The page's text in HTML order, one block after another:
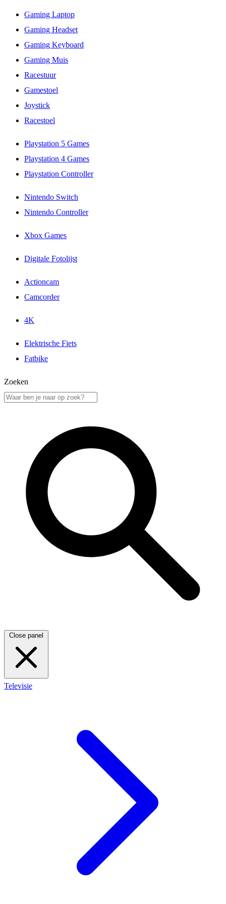
Gaming Laptop
Gaming Headset
Gaming Keyboard
Gaming Muis
Racestuur
Gamestoel
Joystick
Racestoel
Playstation 5 Games
Playstation 4 Games
Playstation Controller
Nintendo Switch
Nintendo Controller
Xbox Games
Digitale Fotolijst
Actioncam
Camcorder
4K
Elektrische Fiets
Fatbike
Zoeken
Close panel
Televisie